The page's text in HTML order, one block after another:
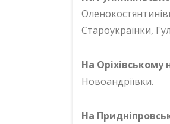
Староукраїнки,
На Оріхівському
Новоандріївки.
На